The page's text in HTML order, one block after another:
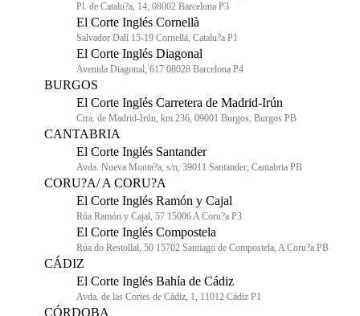
Pl. de Catalu?a, 14, 08002 Barcelona P3
El Corte Inglés Cornellà
Salvador Dalí 15-19 Cornellá, Catalu?a P1
El Corte Inglés Diagonal
Avenida Diagonal, 617 08028 Barcelona P4
BURGOS
El Corte Inglés Carretera de Madrid-Irún
Ctra. de Madrid-Irún, km 236, 09001 Burgos, Burgos PB
CANTABRIA
El Corte Inglés Santander
Avda. Nueva Monta?a, s/n, 39011 Santander, Cantabria PB
CORU?A/ A CORU?A
El Corte Inglés Ramón y Cajal
Rúa Ramón y Cajal, 57 15006 A Coru?a P3
El Corte Inglés Compostela
Rúa do Restollal, 50 15702 Santiago de Compostela, A Coru?a PB
CÁDIZ
El Corte Inglés Bahía de Cádiz
Avda. de las Cortes de Cádiz, 1, 11012 Cádiz P1
CÓRDOBA